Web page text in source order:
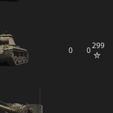
0 0299